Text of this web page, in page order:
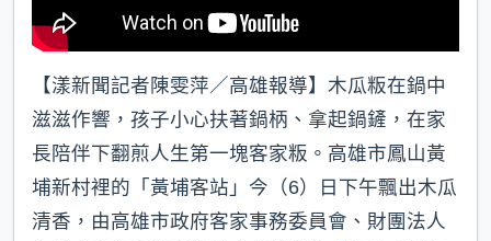
【漾新聞記者陳雯萍／高雄報導】木瓜粄在鍋中
滋滋作響，孩子小心扶著鍋柄、拿起鍋鏟，在家
長陪伴下翻煎人生第一塊客家粄。高雄市鳳山黃
埔新村裡的「黃埔客站」今（6）日下午飄出木瓜
清香，由高雄市政府客家事務委員會、財團法人